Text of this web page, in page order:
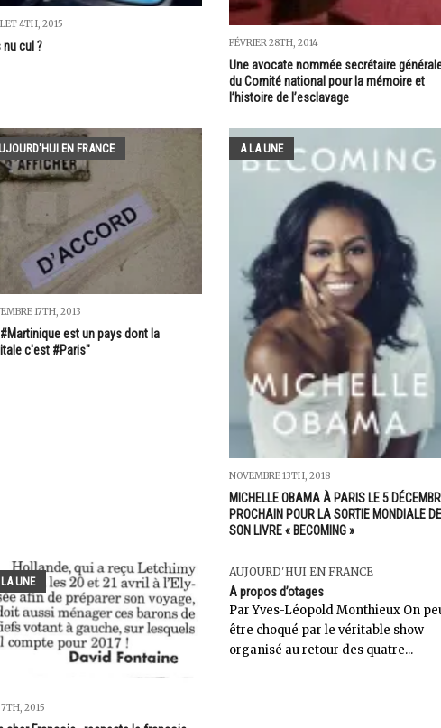
4TH, 2015
nu cul ? FÉVRIER 28TH, 2014
Une avocate nommée secrétaire
du Comité national pour la mémoire et
l’histoire de l’esclavage
EN FRANCE
17TH, 2013
est un pays dont la
c'est #Paris"
A LA UNE
NOVEMBRE 13TH, 2018
MICHELLE OBAMA À PARIS LE 5
PROCHAIN POUR LA SORTIE MONDIALE DE
SON LIVRE « BECOMING »
UNE
2015
AUJOURD'HUI EN FRANCE
A propos d’otages
Par Yves-Léopold Monthieux On
être choqué par le véritable show
organisé au retour des quatre...